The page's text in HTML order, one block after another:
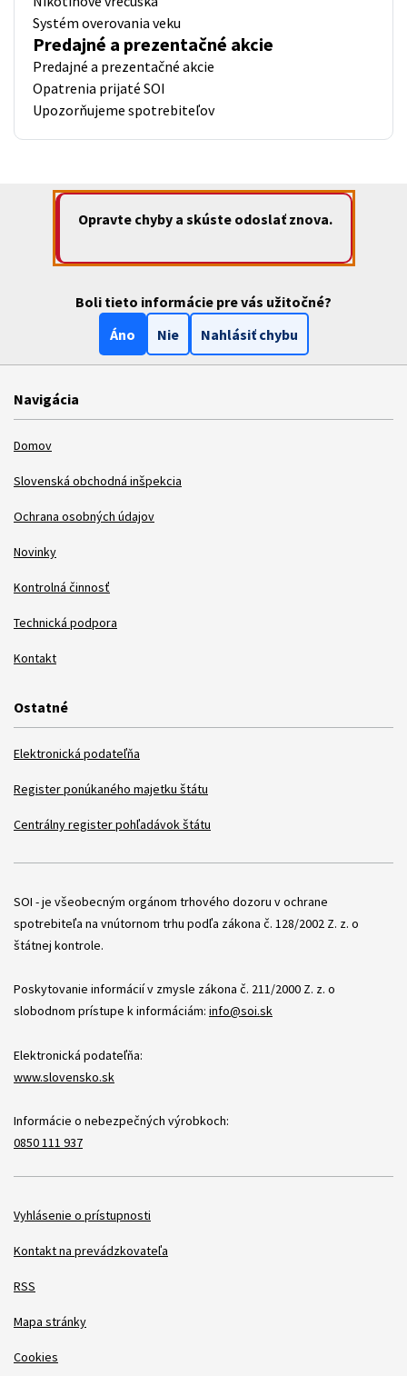
Systém overovania veku
Predajné a prezentačné akcie
Predajné a prezentačné akcie
Opatrenia prijaté SOI
Upozorňujeme spotrebiteľov
Opravte chyby a skúste odoslať znova.
Boli tieto informácie pre vás užitočné?
Áno
Nie Nahlásiť chybu
Navigácia
Domov
Slovenská obchodná inšpekcia
Ochrana osobných údajov
Novinky
Kontrolná činnosť
Technická podpora
Kontakt
Ostatné
Elektronická podateľňa
Register ponúkaného majetku štátu
Centrálny register pohľadávok štátu
Položky
SOI - je všeobecným orgánom trhového dozoru v ochrane
spotrebiteľa na vnútornom trhu podľa zákona č. 128/2002 Z. z. o
štátnej kontrole.
Poskytovanie informácií v zmysle zákona č. 211/2000 Z. z. o
slobodnom prístupe k informáciám: info@soi.sk
Elektronická podateľňa:
www.slovensko.sk
Informácie o nebezpečných výrobkoch:
0850 111 937
Položky
Vyhlásenie o prístupnosti
Kontakt na prevádzkovateľa
RSS
Mapa stránky
Cookies